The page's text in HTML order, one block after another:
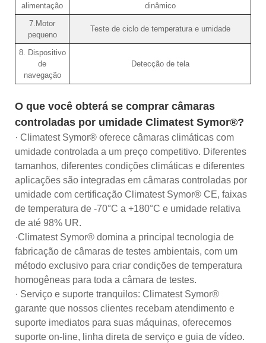
alimentação
dinâmico
7.Motor
pequeno
Teste de ciclo de temperatura e umidade
8. Dispositivo
de
navegação
Detecção de tela
O que você obterá se comprar câmaras
controladas por umidade Climatest Symor®?
· Climatest Symor® oferece câmaras climáticas com
umidade controlada a um preço competitivo. Diferentes
tamanhos, diferentes condições climáticas e diferentes
aplicações são integradas em câmaras controladas por
umidade com certificação Climatest Symor® CE, faixas
de temperatura de -70°C a +180°C e umidade relativa
de até 98% UR.
·Climatest Symor® domina a principal tecnologia de
fabricação de câmaras de testes ambientais, com um
método exclusivo para criar condições de temperatura
homogêneas para toda a câmara de testes.
· Serviço e suporte tranquilos: Climatest Symor®
garante que nossos clientes recebam atendimento e
suporte imediatos para suas máquinas, oferecemos
suporte on-line, linha direta de serviço e guia de vídeo.